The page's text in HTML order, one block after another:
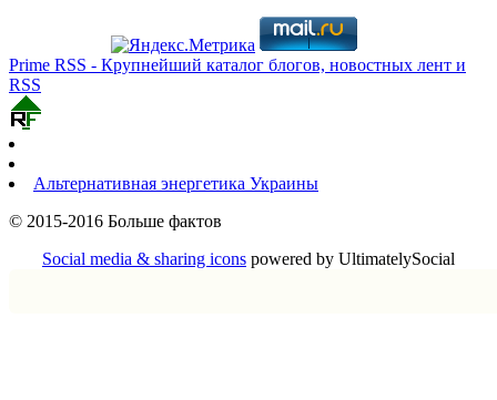
Prime RSS - Крупнейший каталог блогов, новостных лент и
RSS
Альтернативная энергетика Украины
© 2015-2016 Больше фактов
Social media & sharing icons powered by UltimatelySocial